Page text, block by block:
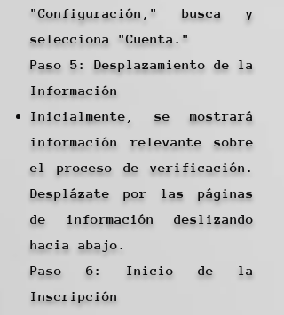
"Configuración," busca y
selecciona "Cuenta."
Paso 5: Desplazamiento de la
Información
Inicialmente, se mostrará
información relevante sobre
el proceso de verificación.
Desplázate por las páginas
de información deslizando
hacia abajo.
Paso 6: Inicio de la
Inscripción